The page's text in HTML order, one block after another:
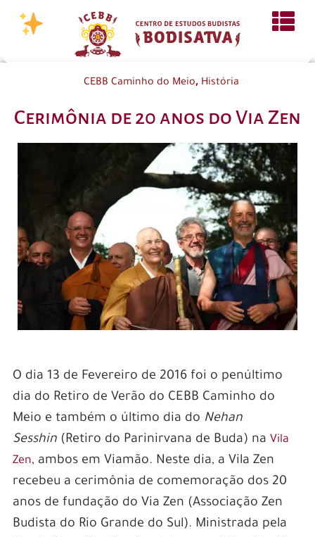
CEBB Caminho do Meio, História
Cerimônia de 20 anos do Via Zen
O dia 13 de Fevereiro de 2016 foi o penúltimo
dia do Retiro de Verão do CEBB Caminho do
Meio e também o último dia do Nehan
Sesshin(Retiro do Parinirvana de Buda) na Vila
Zen, ambos em Viamão. Neste dia, a Vila Zen
recebeu a cerimônia de comemoração dos 20
anos de fundação do Via Zen (Associação Zen
Budista do Rio Grande do Sul). Ministrada pela